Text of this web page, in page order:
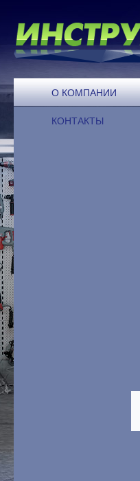
О КОМПАНИИ
КОНТАКТЫ